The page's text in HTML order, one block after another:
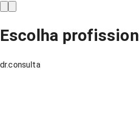
Escolha
dr.consulta